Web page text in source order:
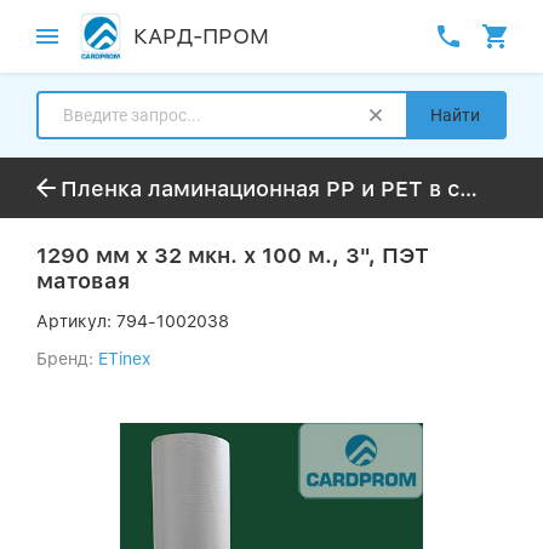
КАРД-ПРОМ
Найти
Пленка ламинационная PP и PET в стандартной намотке 50-300м
1290 мм х 32 мкн. х 100 м., 3", ПЭТ
матовая
Артикул: 794-1002038
Бренд: ETinex